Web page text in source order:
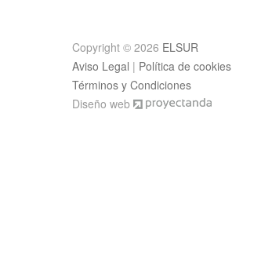
Copyright © 2026 ELSUR
Aviso Legal | Política de cookies
Términos y Condiciones
Diseño web